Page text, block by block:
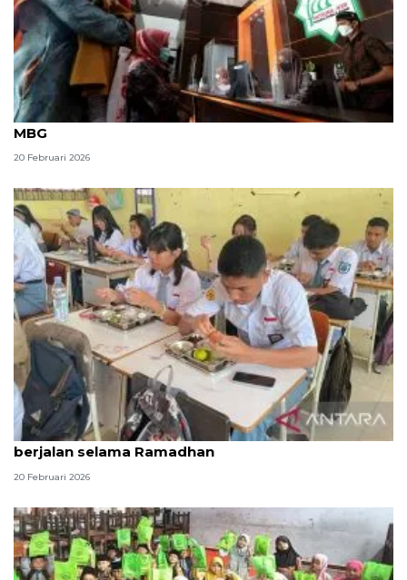
Kemenag tegaskan zakat tidak untuk program
MBG
20 Februari 2026
KPPG Palu pastikan program MBG di Sigi tetap
berjalan selama Ramadhan
20 Februari 2026